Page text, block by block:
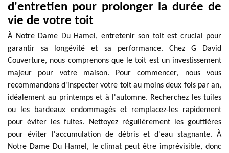
d'entretien pour prolonger la durée de
vie de votre toit
À Notre Dame Du Hamel, entretenir son toit est crucial pour
garantir sa longévité et sa performance. Chez G David
Couverture, nous comprenons que le toit est un investissement
majeur pour votre maison. Pour commencer, nous vous
recommandons d'inspecter votre toit au moins deux fois par an,
idéalement au printemps et à l'automne. Recherchez les tuiles
ou les bardeaux endommagés et remplacez-les rapidement
pour éviter les fuites. Nettoyez régulièrement les gouttières
pour éviter l'accumulation de débris et d'eau stagnante. À
Notre Dame Du Hamel, le climat peut être imprévisible, donc